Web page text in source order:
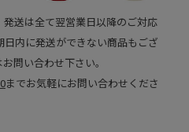
送は全て翌営業日以降のご対応
日内に発送ができない商品もござ
問い合わせ下さい。
までお気軽にお問い合わせくださ